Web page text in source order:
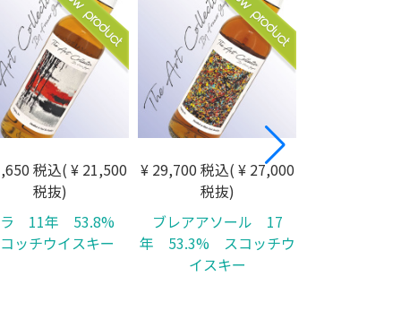
税込( ¥ 21,500
税抜)
ラ 11年 53.8%
ッチウイスキー
¥ 29,700 税込( ¥ 27,000
税抜)
ブレアアソール 17
年 53.3% スコッチウ
イスキー